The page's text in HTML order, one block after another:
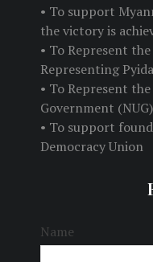
• To support
the victory is
• To Represent
Representing
• To Represent
Government (NUG)
• To support
Democracy Union
Name